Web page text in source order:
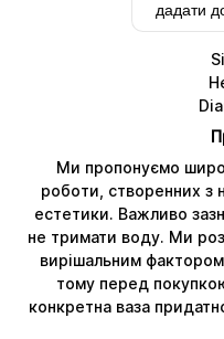
дадати
Ми пропонуємо
роботи, створенних з
естетики. Важливо
не тримати воду. Ми
вирішальним фактором
тому перед
конкретна ваза
Delivery